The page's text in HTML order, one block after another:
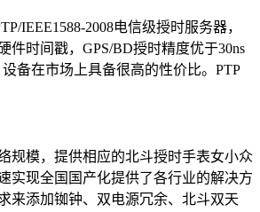
IEEE1588-2008电信级授时服务器，
件时间戳，GPS/BD授时精度优于30ns
备在市场上具备很高的性价比。PTP
规模，提供相应的北斗授时手表女小众
实现全国国产化提供了各行业的解决方
来添加铷钟、双电源冗余、北斗双天